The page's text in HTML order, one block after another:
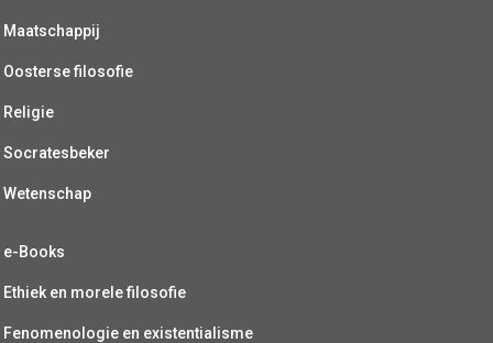
Maatschappij
Oosterse filosofie
Religie
Socratesbeker
Wetenschap
e-Books
Ethiek en morele filosofie
Fenomenologie en existentialisme